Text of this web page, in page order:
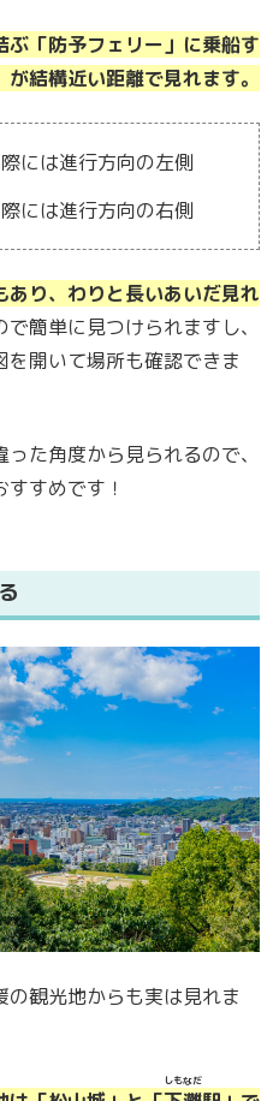
「防予フェリー」に乗船す
結構近い距離で見れます。
には進行方向の左側
には進行方向の右側
り、わりと長いあいだ見れ
簡単に見つけられますし、
開いて場所も確認できま
た角度から見られるので、
すめです！
観光地からも実は見れま
しもなだ